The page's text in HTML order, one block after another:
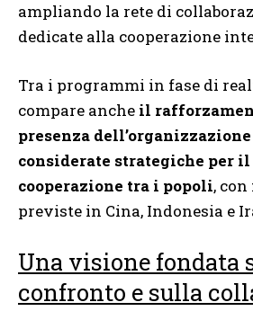
ampliando la rete di
dedicate alla cooperazione
Tra i programmi in fase di
compare anche il
presenza
considerate strategiche per
cooperazione tra i popoli,
previste in Cina, Indonesia e
Una visione fondata
confronto e sulla